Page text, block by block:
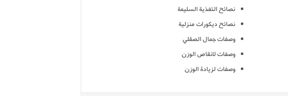
نصائح التغذية السليمة
نصائح ديكورات منزلية
وصفات جمال الصقلي
وصفات لانقاص الوزن
وصفات لزيادة الوزن